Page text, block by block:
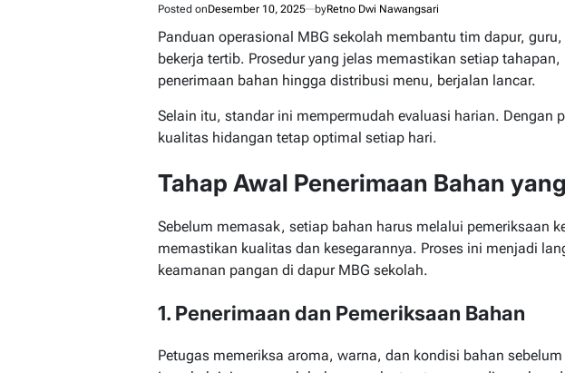
Posted onDesember 10, 2025 byRetno Dwi Nawangsari
Panduan operasional MBG sekolah membantu tim dapur,
bekerja tertib. Prosedur yang jelas memastikan setiap
penerimaan bahan hingga distribusi menu, berjalan lancar.
Selain itu, standar ini mempermudah evaluasi harian. Dengan
kualitas hidangan tetap optimal setiap hari.
Tahap Awal Penerimaan Bahan
Sebelum memasak, setiap bahan harus melalui pemeriksaan
memastikan kualitas dan kesegarannya. Proses ini menjadi
keamanan pangan di dapur MBG sekolah.
1. Penerimaan dan Pemeriksaan Bahan
Petugas memeriksa aroma, warna, dan kondisi bahan